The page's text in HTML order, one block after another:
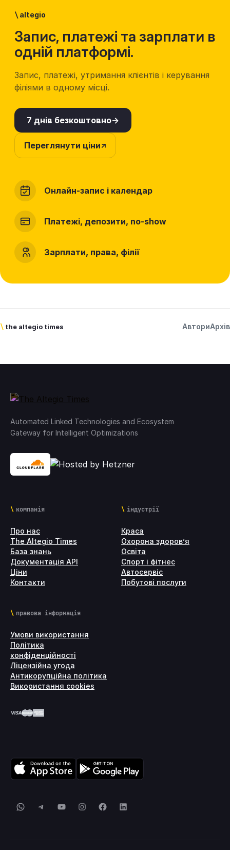
\ altegio
Запис, платежі та зарплати в
одній платформі.
Запис, платежі, утримання клієнтів і керування
філіями в одному місці.
7 днів безкоштовно
Переглянути ціни
Онлайн-запис і календар
Платежі, депозити, no-show
Зарплати, права, філії
\ the altegio times АвториАрхів
Automated Linked Technologies and Ecosystem
Gateway for Intelligent Optimizations
компанія
Про нас
The Altegio Times
База знань
Документація API
Ціни
Контакти
індустрії
Краса
Охорона здоров’я
Освіта
Спорт і фітнес
Автосервіс
Побутові послуги
правова інформація
Умови використання
Політика
конфіденційності
Ліцензійна угода
Антикорупційна політика
Використання cookies
WhatsApp
TelegramYouTubeInstagram
FacebookLinkedIn